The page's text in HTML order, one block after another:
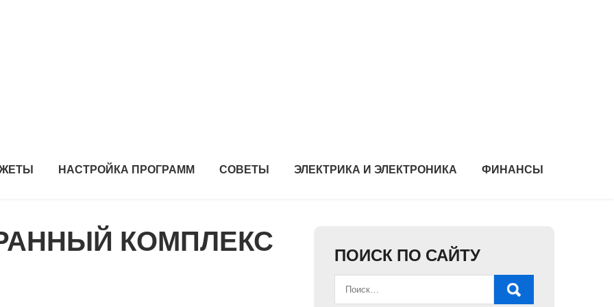
НАСТРОЙКА ПРОГРАММ СОВЕТЫ ЭЛЕКТРИКА И ЭЛЕКТРОНИКА ФИНАНСЫ
КОМПЛЕКС ПОИСК ПО САЙТУ